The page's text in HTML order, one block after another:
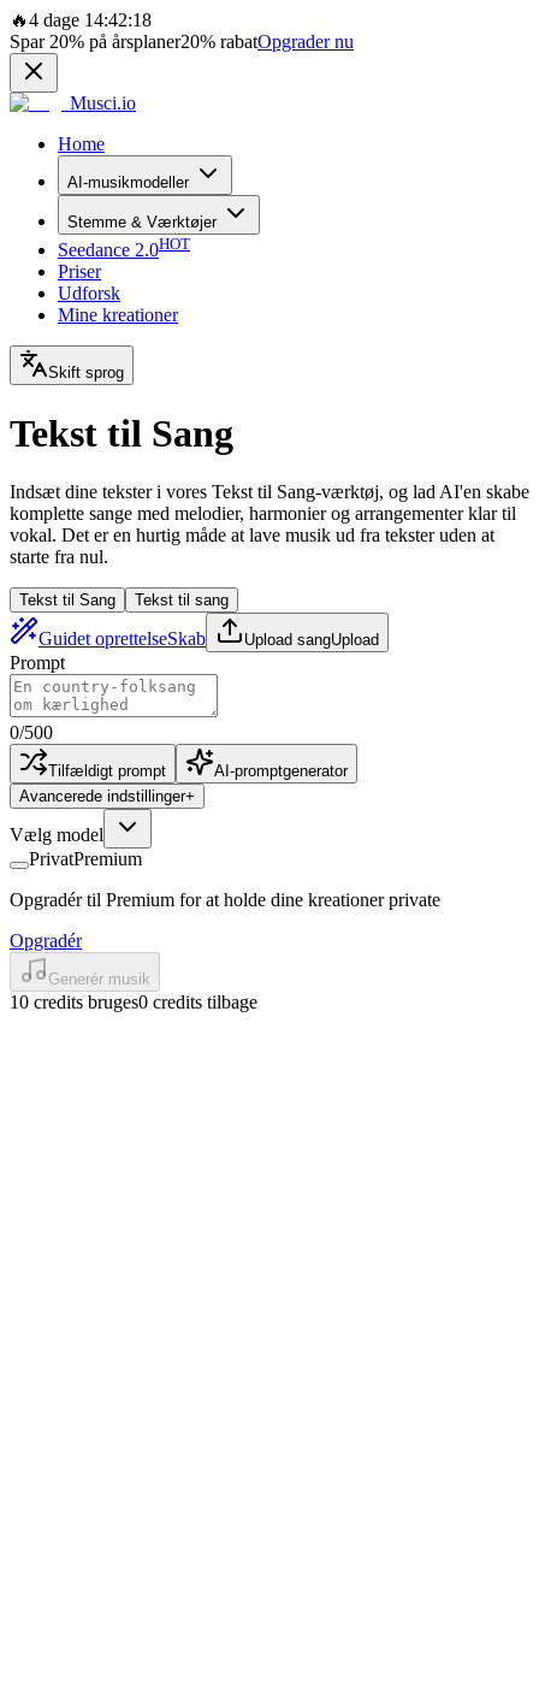
🔥4 dage 14:42:18
Spar 20% på årsplaner20% rabatOpgrader nu
Musci.io
Home
AI-musikmodeller
Stemme & Værktøjer
Seedance 2.0HOT
Priser
Udforsk
Mine kreationer
Skift sprog
Tekst til Sang
Indsæt dine tekster i vores Tekst til Sang-værktøj, og lad AI'en skabe
komplette sange med melodier, harmonier og arrangementer klar til
vokal. Det er en hurtig måde at lave musik ud fra tekster uden at
starte fra nul.
Tekst til Sang Tekst til sang
Guidet oprettelseSkab Upload sangUpload
Prompt
0/500
Tilfældigt prompt
AI-promptgenerator
Avancerede indstillinger+
Vælg model
PrivatPremium
Opgradér til Premium for at holde dine kreationer private
Opgradér
Generér musik
10 credits bruges0 credits tilbage